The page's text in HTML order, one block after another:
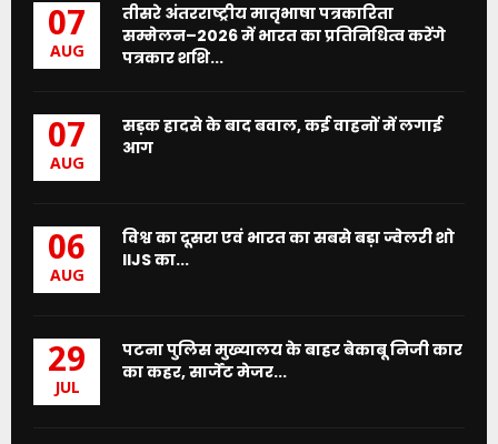
07
AUG
तीसरे अंतरराष्ट्रीय मातृभाषा पत्रकारिता
सम्मेलन–2026 में भारत का प्रतिनिधित्व करेंगे
पत्रकार शशि...
07
AUG
सड़क हादसे के बाद बवाल, कई वाहनों में लगाई
आग
06
AUG
विश्व का दूसरा एवं भारत का सबसे बड़ा ज्वेलरी शो
IIJS का...
29
JUL
पटना पुलिस मुख्यालय के बाहर बेकाबू निजी कार
का कहर, सार्जेंट मेजर...